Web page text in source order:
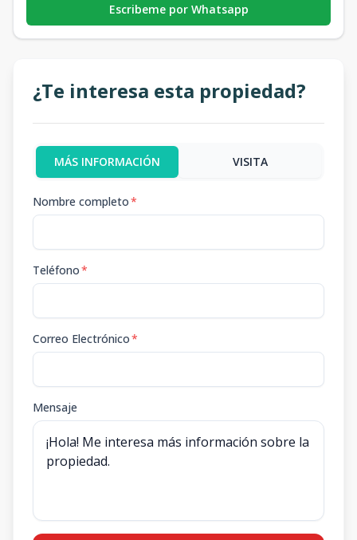
Escribeme por Whatsapp
¿Te interesa esta propiedad?
MÁS INFORMACIÓN VISITA
Nombre completo*
Teléfono*
Correo Electrónico*
Mensaje